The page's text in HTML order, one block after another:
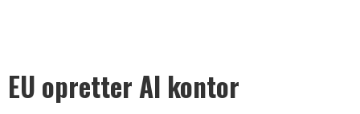
EU opretter AI kontor